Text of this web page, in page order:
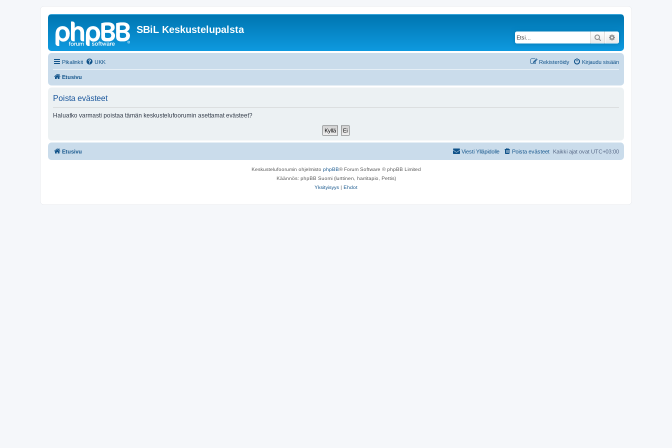
SBiL Keskustelupalsta
Etsi
Pikalinkit UKK Kirjaudu sisään
Rekisteröidy
Etusivu
Poista evästeet
Haluatko varmasti poistaa tämän keskustelufoorumin asettamat evästeet?
Etusivu Kaikki ajat ovat UTC+03:00
Poista evästeet
Viesti Ylläpidolle
Keskustelufoorumin ohjelmisto phpBB® Forum Software © phpBB Limited
Käännös: phpBB Suomi (lurttinen, harritapio, Pettis)
Yksityisyys | Ehdot